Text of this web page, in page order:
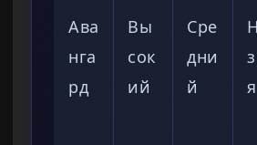
Ава
нга
рд
Вы
сок
ий
Сре
дни
й
я